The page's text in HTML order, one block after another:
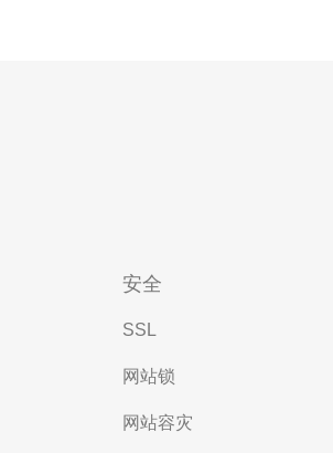
安全
SSL
网站锁
网站容灾